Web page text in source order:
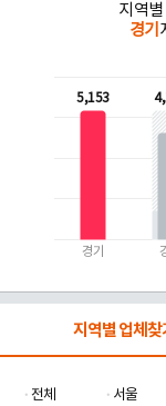
지역
경기
5,153
경기
지역별 업체찾
전체 서울